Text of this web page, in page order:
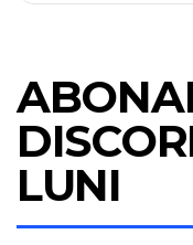
LUNI